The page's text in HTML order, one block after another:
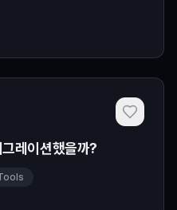
레이션했을까?